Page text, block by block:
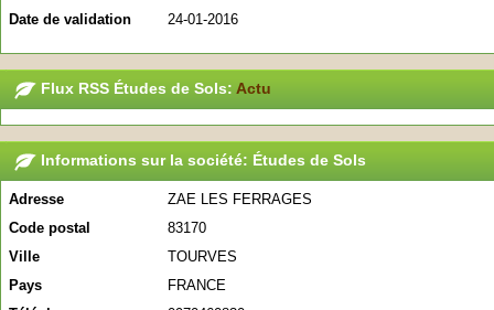
Date de validation
24-01-2016
Flux RSS Études de Sols: Actu
Informations sur la société: Études de Sols
Adresse
ZAE LES FERRAGES
Code postal
83170
Ville
TOURVES
Pays
FRANCE